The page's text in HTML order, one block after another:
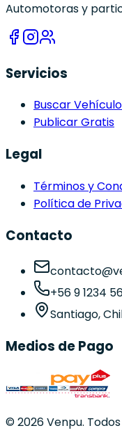
Automotoras y
Servicios
Buscar
Publicar Gratis
Legal
Términos y
Política de
Contacto
+56 9 1234
Santiago,
Medios de Pago
©2026Venpu.